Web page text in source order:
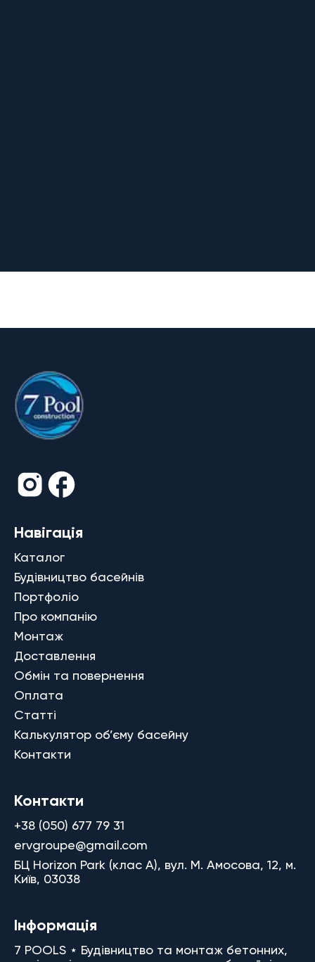
Навігація
Каталог
Будівництво басейнів
Портфоліо
Про компанію
Монтаж
Доставлення
Обмін та повернення
Оплата
Статті
Калькулятор об’єму басейну
Контакти
Контакти
+38 (050) 677 79 31
ervgroupe@gmail.com
БЦ Horizon Park (клас A), вул. М. Амосова, 12, м.
Київ, 03038
Інформація
7 POOLS ⋆ Будівництво та монтаж бетонних,